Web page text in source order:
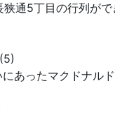
通5丁目の行列が
あったマクドナル